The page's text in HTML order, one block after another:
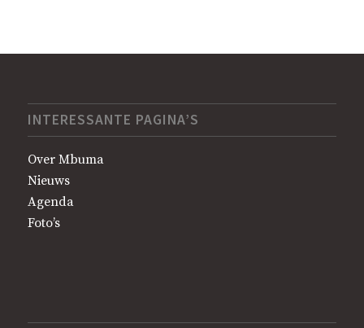
INTERESSANTE PAGINA’S
Over Mbuma
Nieuws
Agenda
Foto’s